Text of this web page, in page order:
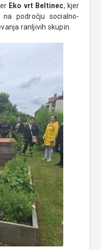
Eko vrt Beltinec, kjer
na področju socialno-
ranljivih skupin.